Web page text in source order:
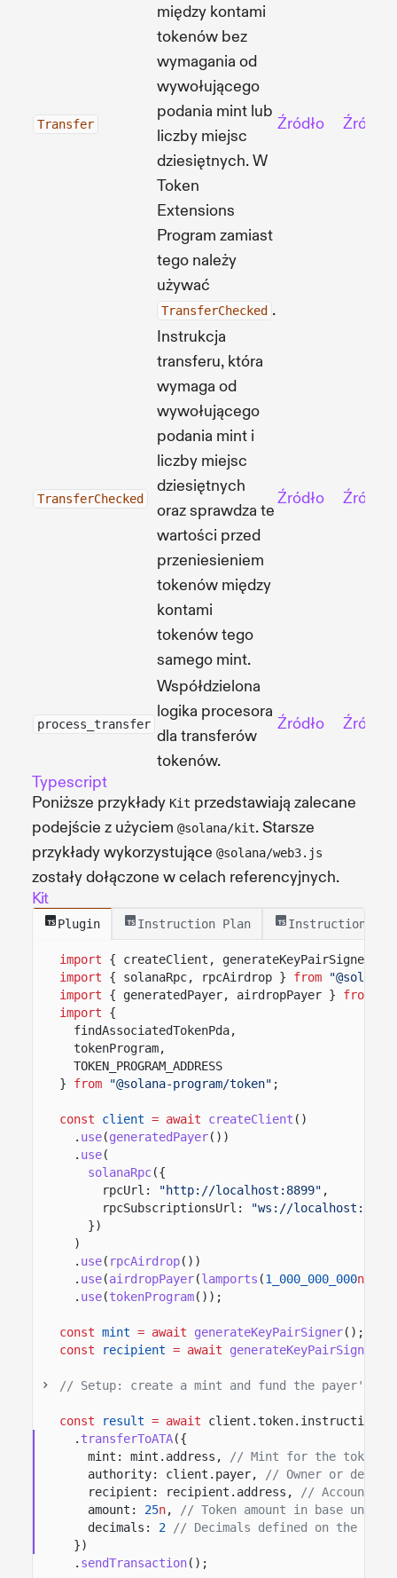
Transfer
między kontami
tokenów bez
wymagania od
wywołującego
podania mint lub
liczby miejsc
dziesiętnych. W
Token
Extensions
Program zamiast
tego należy
używać
TransferChecked .
Źródło Źródło
TransferChecked
Instrukcja
transferu, która
wymaga od
wywołującego
podania mint i
liczby miejsc
dziesiętnych
oraz sprawdza te
wartości przed
przeniesieniem
tokenów między
kontami
tokenów tego
samego mint.
Źródło Źródło
process_transfer
Współdzielona
logika procesora
dla transferów
tokenów.
Źródło Źródło
Typescript
Poniższe przykłady Kit przedstawiają zalecane
podejście z użyciem @solana/kit. Starsze
przykłady wykorzystujące @solana/web3.js
zostały dołączone w celach referencyjnych.
Kit
Plugin Instruction Plan Instructions
import
{ createClient, generateKeyPairSigner,
import
{ solanaRpc, rpcAirdrop } from
import
{ generatedPayer, airdropPayer } from
import
{
findAssociatedTokenPda,
tokenProgram,
TOKEN_PROGRAM_ADDRESS
}
from "@solana-program/token" ;
const client = await createClient ()
. use(generatedPayer())
. use(
solanaRpc({
rpcUrl:
"http://localhost:8899" ,
rpcSubscriptionsUrl:
"ws://
})
)
. use( rpcAirdrop())
. use(airdropPayer(lamports (1_000_000_000n
. use(tokenProgram()) ;
const mint = await generateKeyPairSigner();
const
recipient = await generateKeyPairSigner
// Setup: create a mint and fund the payer's
const result = await
client.token.instructions
. transferToATA({
mint: mint.address,
// Mint for the token
authority: client.payer,
// Owner or
recipient: recipient.address,
// Account
amount:
25n,
// Token amount in base units.
decimals:
2
// Decimals defined on the mint
})
. sendTransaction();